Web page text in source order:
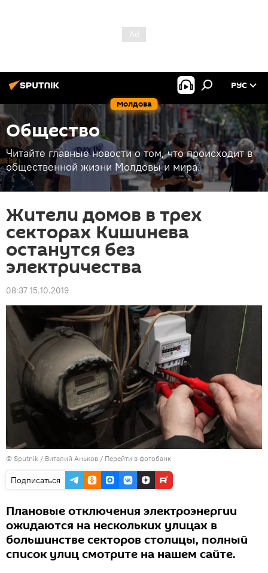
Молдова
РУС
Общество
Читайте главные новости о том, что происходит в
общественной жизни Молдовы и мира.
Жители домов в трех
секторах Кишинева
останутся без
электричества
08:37 15.10.2019
© Sputnik / Виталий Аньков / Перейти в фотобанк
Подписаться
Плановые отключения электроэнергии
ожидаются на нескольких улицах в
большинстве секторов столицы, полный
список улиц смотрите на нашем сайте.